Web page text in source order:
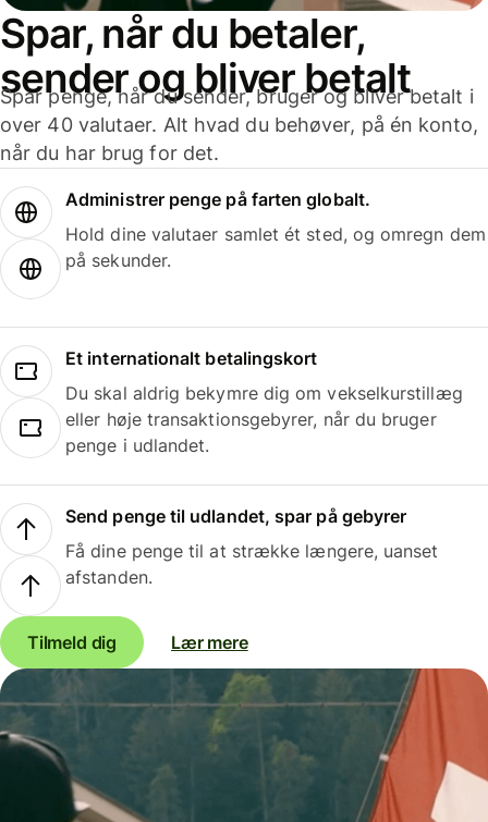
Spar, når du betaler,
sender og bliver betalt
Spar penge, når du sender, bruger og bliver betalt i
over 40 valutaer. Alt hvad du behøver, på én konto,
når du har brug for det.
Administrer penge på farten globalt.
Hold dine valutaer samlet ét sted, og omregn dem
på sekunder.
Et internationalt betalingskort
Du skal aldrig bekymre dig om vekselkurstillæg
eller høje transaktionsgebyrer, når du bruger
penge i udlandet.
Send penge til udlandet, spar på gebyrer
Få dine penge til at strække længere, uanset
afstanden.
Tilmeld dig Lær mere